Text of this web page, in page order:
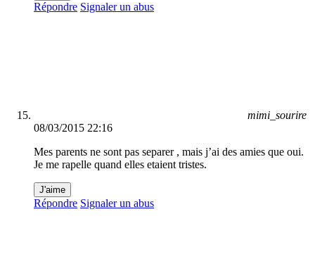
Répondre Signaler un abus
mimi_sourire
08/03/2015 22:16
Mes parents ne sont pas separer , mais j’ai des amies que oui.
Je me rapelle quand elles etaient tristes.
J'aime
Répondre Signaler un abus